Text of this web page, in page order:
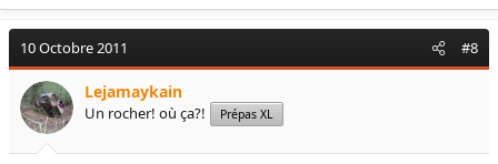
10 Octobre 2011 #8
Lejamaykain
Un rocher! où ça?! Prépas XL